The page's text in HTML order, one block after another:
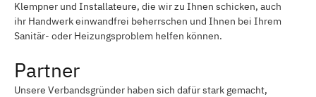
Klempner und Installateure, die wir zu Ihnen schicken, auch
ihr Handwerk einwandfrei beherrschen und Ihnen bei Ihrem
Sanitär- oder Heizungsproblem helfen können.
Partner
Unsere Verbandsgründer haben sich dafür stark gemacht,